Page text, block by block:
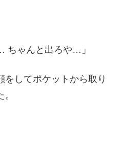
ちゃんと出ろや…」
をしてポケットから取り